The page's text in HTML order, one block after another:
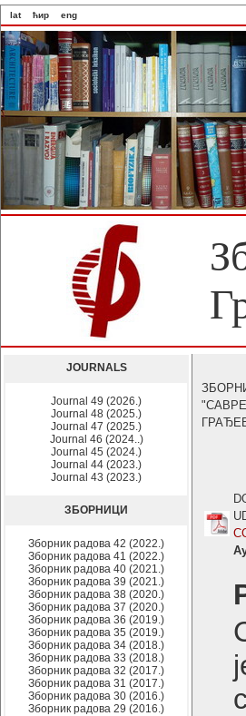
lat ћир eng
JOURNALS
Journal 49 (2026.)
Journal 48 (2025.)
Journal 47 (2025.)
Journal 46 (2024..)
Journal 45 (2024.)
Journal 44 (2023.)
Journal 43 (2023.)
ЗБОРНИЦИ
Зборник радова 42 (2022.)
Зборник радова 41 (2022.)
Зборник радова 40 (2021.)
Зборник радова 39 (2021.)
Зборник радова 38 (2020.)
Зборник радова 37 (2020.)
Зборник радова 36 (2019.)
Зборник радова 35 (2019.)
Зборник радова 34 (2018.)
Зборник радова 33 (2018.)
Зборник радова 32 (2017.)
Зборник радова 31 (2017.)
Зборник радова 30 (2016.)
Зборник радова 29 (2016.)